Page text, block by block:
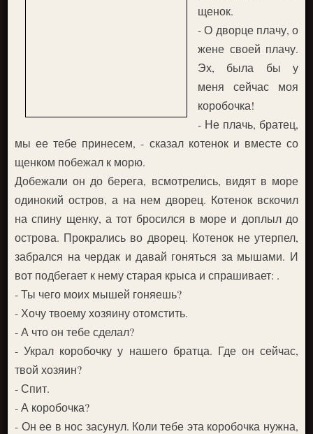
щенок.
- О дворце плачу, о
жене своей плачу.
Эх, была бы у
меня сейчас моя
коробочка!
- Не плачь, братец,
мы ее тебе принесем, - сказал котенок и вместе со
щенком побежал к морю.
Добежали он до берега, всмотрелись, видят в море
одинокий остров, а на нем дворец. Котенок вскочил
на спину щенку, а тот бросился в море и доплыл до
острова. Прокрались во дворец. Котенок не утерпел,
забрался на чердак и давай гоняться за мышами. И
вот подбегает к нему старая крыса и спрашивает: .
- Ты чего моих мышей гоняешь?
- Хочу твоему хозяину отомстить.
- А что он тебе сделал?
- Украл коробочку у нашего братца. Где он сейчас,
твой хозяин?
- Спит.
- А коробочка?
- Он ее в нос засунул. Коли тебе эта коробочка нужна,